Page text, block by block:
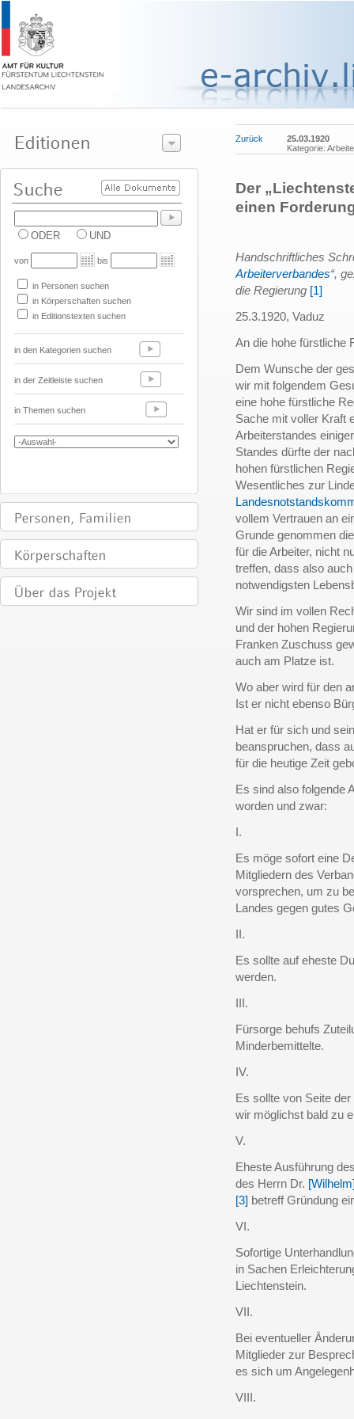
ODER UND
von bis
in Personen suchen
in Körperschaften suchen
in Editionstexten suchen
in den Kategorien suchen
in der Zeitleiste suchen
in Themen suchen
Zurück
25.03.1920
Kategorie:
Der
einen
Handschriftliches
Arbeiterverbandes“,
die Regierung [1]
25.3.1920, Vaduz
An die hohe fürstliche
Dem Wunsche der
wir mit folgendem
eine hohe fürstliche
Sache mit voller Kraft
Arbeiterstandes
Standes dürfte der
hohen fürstlichen
Wesentliches zur
vollem Vertrauen an
Grunde genommen
für die Arbeiter, nicht
treffen, dass also
notwendigsten
Wir sind im vollen
und der hohen
Franken Zuschuss
auch am Platze ist.
Wo aber wird für den
Ist er nicht ebenso
Hat er für sich und
beanspruchen, dass
für die heutige Zeit
Es sind also folgende
worden und zwar:
I.
Es möge sofort eine
Mitgliedern des
vorsprechen, um zu
Landes gegen gutes
II.
Es sollte auf eheste
werden.
III.
Fürsorge behufs
Minderbemittelte.
IV.
Es sollte von Seite
wir möglichst bald zu
V.
Eheste Ausführung
des Herrn Dr.
[3] betreff Gründung
VI.
Sofortige
in Sachen
Liechtenstein.
VII.
Bei eventueller
Mitglieder zur
es sich um
VIII.